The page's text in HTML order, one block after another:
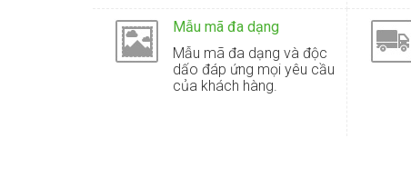
Mẫu mã đa dạng
Mẫu mã đa dạng và độc
dấo đáp ứng mọi yêu cầu
của khách hàng.